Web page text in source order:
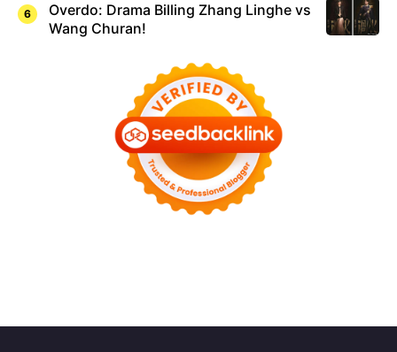
Overdo: Drama Billing Zhang Linghe vs
Wang Churan!